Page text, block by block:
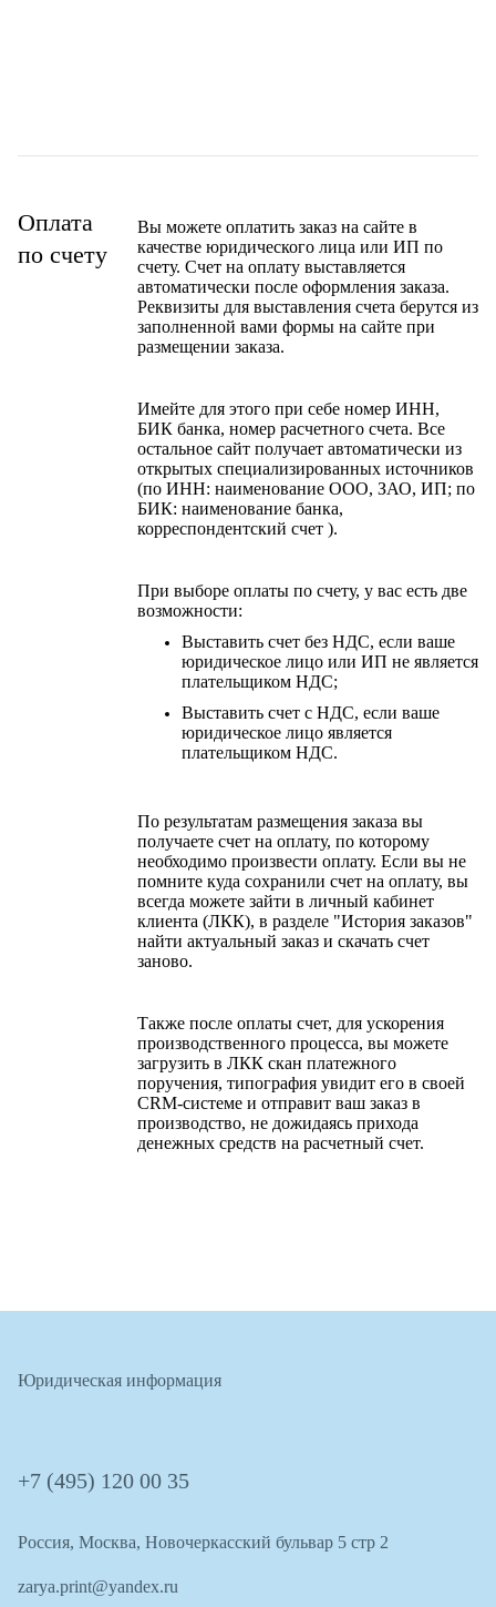
Оплата
по счету
Вы можете оплатить заказ на сайте в
качестве юридического лица или ИП по
счету. Счет на оплату выставляется
автоматически после оформления заказа.
Реквизиты для выставления счета берутся из
заполненной вами формы на сайте при
размещении заказа.
Имейте для этого при себе номер ИНН,
БИК банка, номер расчетного счета. Все
остальное сайт получает автоматически из
открытых специализированных источников
(по ИНН: наименование ООО, ЗАО, ИП; по
БИК: наименование банка,
корреспондентский счет ).
При выборе оплаты по счету, у вас есть две
возможности:
Выставить счет без НДС, если ваше
юридическое лицо или ИП не является
плательщиком НДС;
Выставить счет с НДС, если ваше
юридическое лицо является
плательщиком НДС.
По результатам размещения заказа вы
получаете счет на оплату, по которому
необходимо произвести оплату. Если вы не
помните куда сохранили счет на оплату, вы
всегда можете зайти в личный кабинет
клиента (ЛКК), в разделе "История заказов"
найти актуальный заказ и скачать счет
заново.
Также после оплаты счет, для ускорения
производственного процесса, вы можете
загрузить в ЛКК скан платежного
поручения, типография увидит его в своей
CRM-системе и отправит ваш заказ в
производство, не дожидаясь прихода
денежных средств на расчетный счет.
Юридическая информация
+7 (495) 120 00 35
Россия, Москва, Новочеркасский бульвар 5 стр 2
zarya.print@yandex.ru